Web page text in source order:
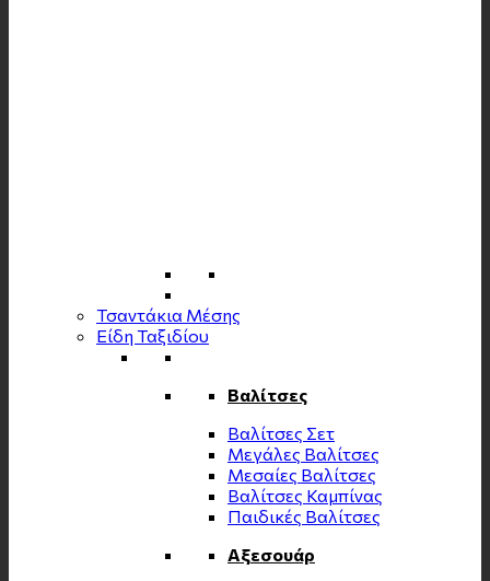
Τσαντάκια Μέσης
Είδη Ταξιδίου
Βαλίτσες
Βαλίτσες Σετ
Μεγάλες Βαλίτσες
Μεσαίες Βαλίτσες
Βαλίτσες Καμπίνας
Παιδικές Βαλίτσες
Αξεσουάρ